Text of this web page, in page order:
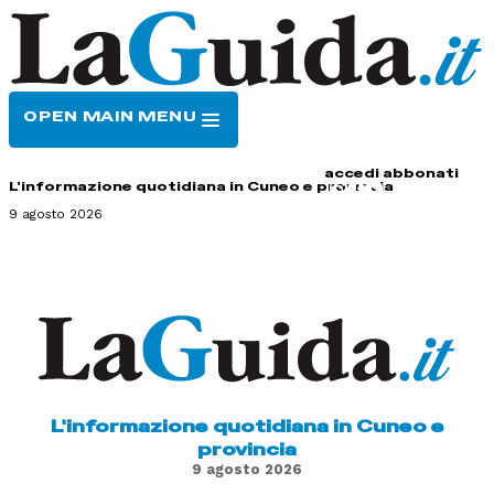
OPEN MAIN MENU
accedi abbonati
L'informazione quotidiana in Cuneo e provincia
9 agosto 2026
L'informazione quotidiana in Cuneo e
provincia
9 agosto 2026